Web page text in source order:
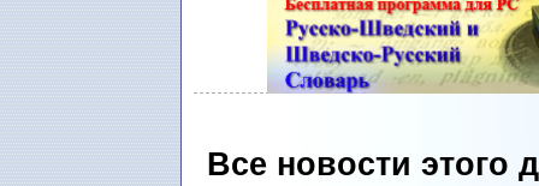
Все новости этого